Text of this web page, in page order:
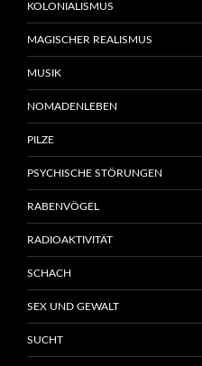
KOLONIALISMUS
MAGISCHER REALISMUS
MUSIK
NOMADENLEBEN
PILZE
PSYCHISCHE STÖRUNGEN
RABENVÖGEL
RADIOAKTIVITÄT
SCHACH
SEX UND GEWALT
SUCHT